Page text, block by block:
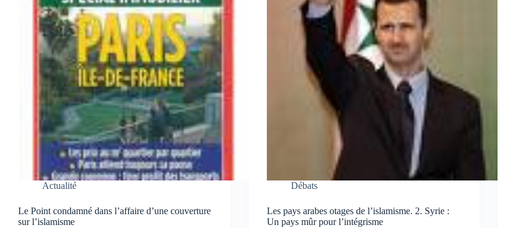
Actualité
Le Point condamné dans l’affaire d’une couverture
sur l’islamisme
Débats
Les pays arabes otages de l’islamisme. 2. Syrie :
Un pays mûr pour l’intégrisme